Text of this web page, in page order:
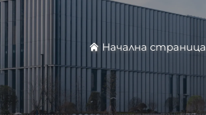
Начална страница